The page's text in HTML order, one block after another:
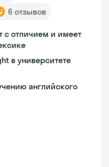
6 отзывов
с отличием и имеет
в университете
английского